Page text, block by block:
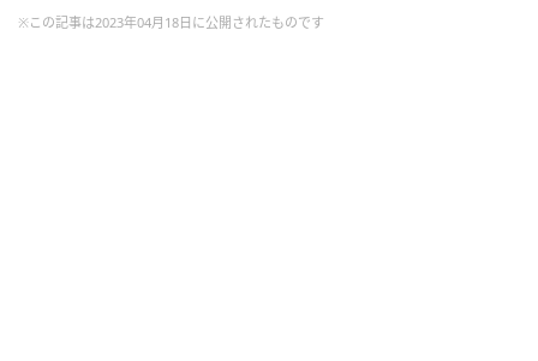
※この記事は2023年04月18日に公開されたものです